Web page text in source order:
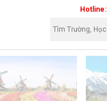
Hotline: